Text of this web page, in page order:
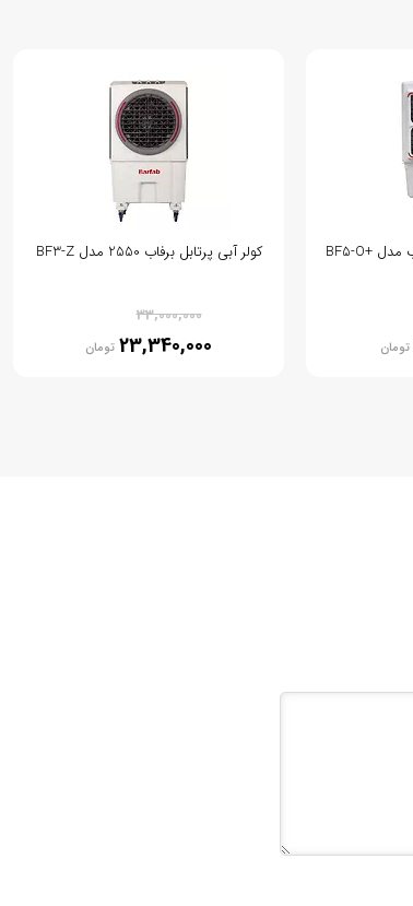
تومان
کولر آبی پرتابل برفاب 2550 مدل BF3-Z
33,000,000
23,340,000 تومان